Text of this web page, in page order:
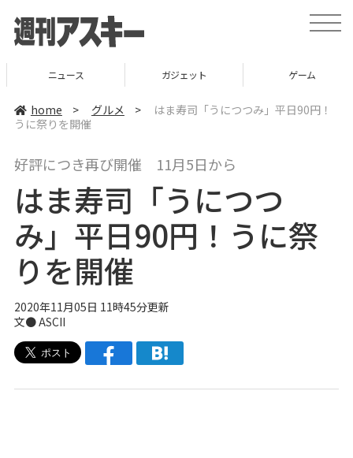
t
o
v
ニュース ガジェット ゲーム
home > グルメ >
はま寿司「うにつつみ」平日90円！
うに祭りを開催
好評につき再び開催 11月5日から
はま寿司「うにつつ
み」平日90円！うに祭
りを開催
2020年11月05日 11時45分更新
文● ASCII